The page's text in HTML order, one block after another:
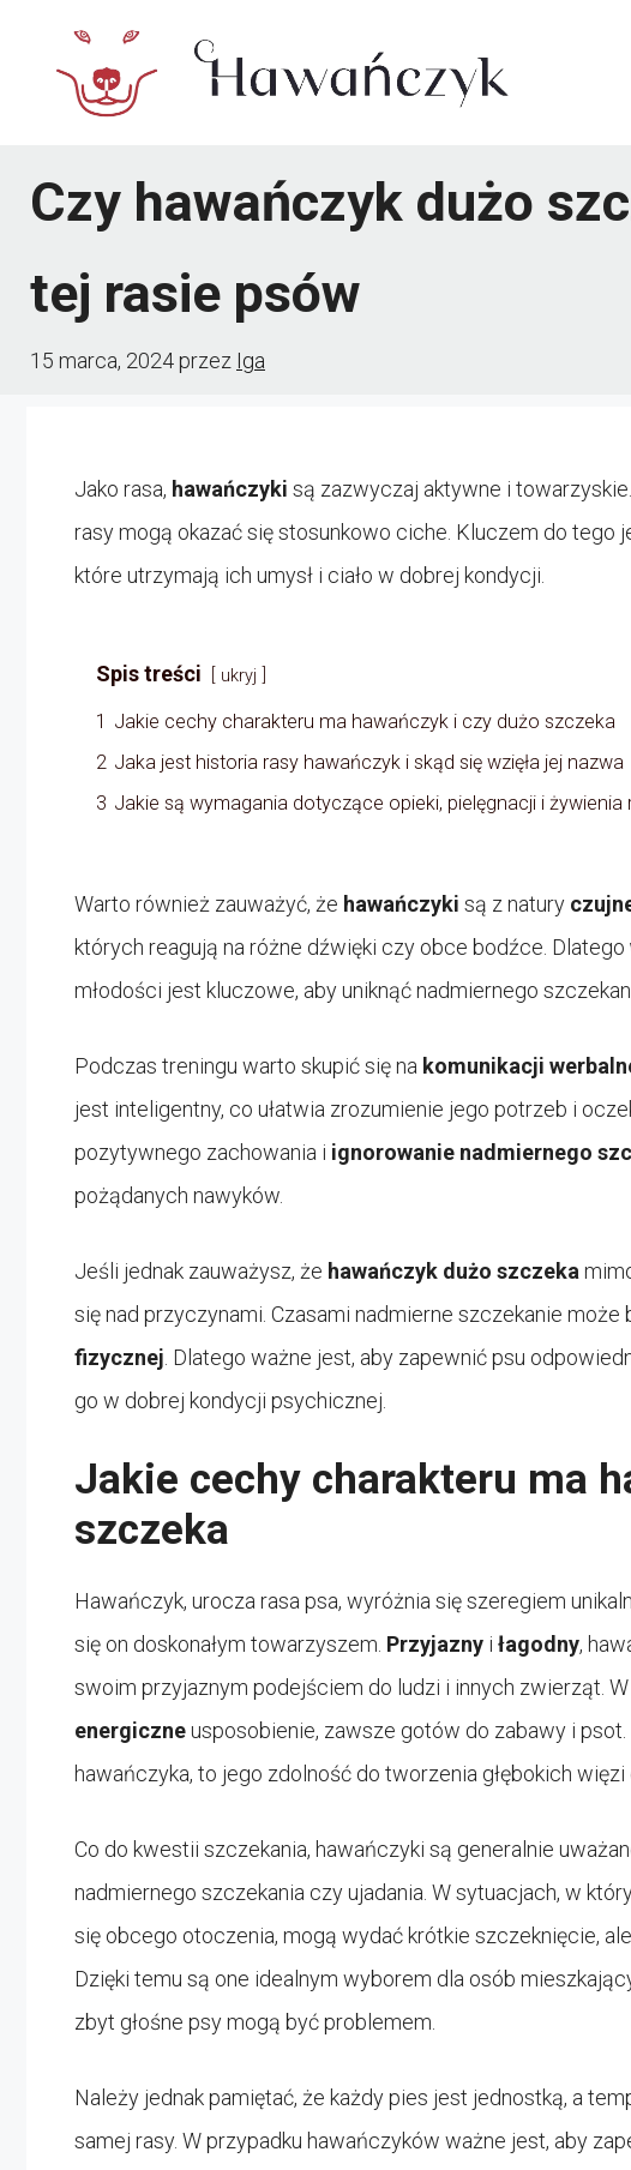
Czy hawańczyk dużo
tej rasie psów
15 marca, 2024przez Iga
Jako rasa, hawańczyki są zazwyczaj aktywne i
rasy mogą okazać się stosunkowo ciche. Kluczem do tego
które utrzymają ich umysł i ciało w dobrej kondycji.
Spis treści ukryj
1 Jakie cechy charakteru ma hawańczyk i czy dużo szczeka
2 Jaka jest historia rasy hawańczyk i skąd się wzięła jej nazwa
3 Jakie są wymagania dotyczące opieki, pielęgnacji i żywienia
Warto również zauważyć, że hawańczyki są z natury
których reagują na różne dźwięki czy obce bodźce. Dlatego
młodości jest kluczowe, aby uniknąć nadmiernego
Podczas treningu warto skupić się na komunikacji
jest inteligentny, co ułatwia zrozumienie jego potrzeb i
pozytywnego zachowania i ignorowanie nadmiernego
pożądanych nawyków.
Jeśli jednak zauważysz, że hawańczyk dużo szczeka
się nad przyczynami. Czasami nadmierne szczekanie może
fizycznej. Dlatego ważne jest, aby zapewnić psu
go w dobrej kondycji psychicznej.
Jakie cechy charakteru ma
szczeka
Hawańczyk, urocza rasa psa, wyróżnia się szeregiem
się on doskonałym towarzyszem. Przyjazny i łagodny,
swoim przyjaznym podejściem do ludzi i innych zwierząt.
energiczneusposobienie, zawsze gotów do zabawy i
hawańczyka, to jego zdolność do tworzenia głębokich
Co do kwestii szczekania, hawańczyki są generalnie
nadmiernego szczekania czy ujadania. W sytuacjach, w
się obcego otoczenia, mogą wydać krótkie szczeknięcie,
Dzięki temu są one idealnym wyborem dla osób
zbyt głośne psy mogą być problemem.
Należy jednak pamiętać, że każdy pies jest jednostką, a
samej rasy. W przypadku hawańczyków ważne jest, aby